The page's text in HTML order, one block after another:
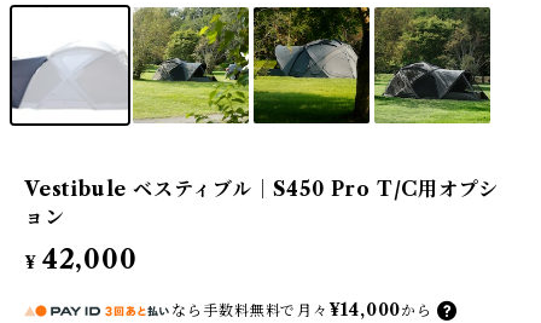
Vestibule ベスティブル｜S450 Pro T/C用オプシ
ョン
¥ 42,000
なら 手数料無料で 月々 ¥14,000から